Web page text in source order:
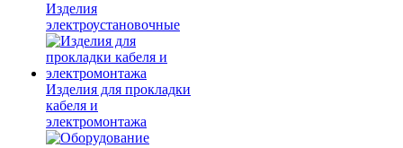
Изделия
электроустановочные
Изделия для прокладки
кабеля и
электромонтажа